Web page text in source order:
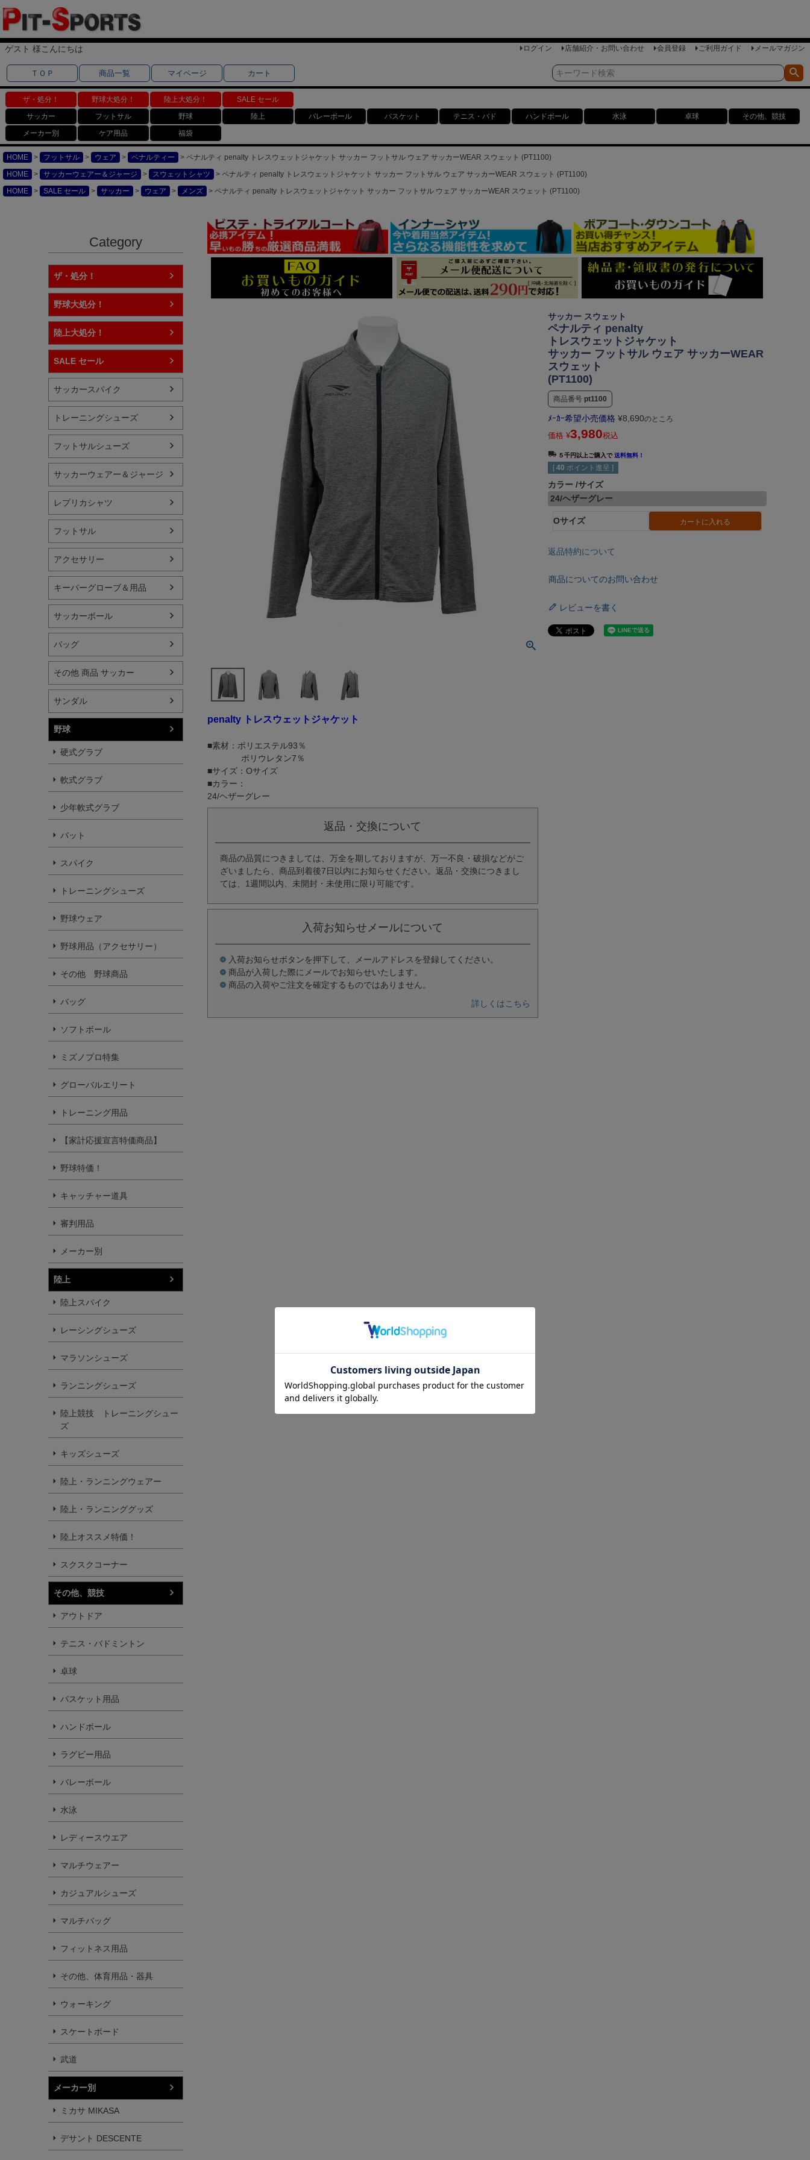
ゲスト 様こんにちは ログイン 店舗紹介・お問い合わせ 会員登録 ご利用ガイド メールマガジン
ＴＯＰ 商品一覧 マイページ カート
ザ・処分！ 野球大処分！ 陸上大処分！
SALE セール
サッカー
フットサル 野球 陸上 バレーボール バスケット テニス・バド ハンドボール 水泳 卓球
その他、競技
メーカー別
ケア用品 福袋
HOME フットサル ウェア ペナルティー
ペナルティ penalty トレスウェットジャケット サッカー フットサル ウェア サッカーWEAR スウェット (PT1100)
HOME
サッカーウェアー＆ジャージ スウェットシャツ
ペナルティ penalty トレスウェットジャケット サッカー フットサル ウェア サッカーWEAR スウェット (PT1100)
HOME
SALE セール サッカー ウェア メンズ ペナルティ penalty トレスウェットジャケット サッカー フットサル ウェア サッカーWEAR スウェット (PT1100)
Category
ザ・処分！
野球大処分！
陸上大処分！
SALE セール
サッカースパイク
トレーニングシューズ
フットサルシューズ
サッカーウェアー＆ジャージ
レプリカシャツ
フットサル
アクセサリー
キーパーグローブ＆用品
サッカーボール
バッグ
その他 商品 サッカー
サンダル
野球
硬式グラブ
軟式グラブ
少年軟式グラブ
バット
スパイク
トレーニングシューズ
野球ウェア
野球用品（アクセサリー）
その他 野球商品
バッグ
ソフトボール
ミズノプロ特集
グローバルエリート
トレーニング用品
【家計応援宣言特価商品】
野球特価！
キャッチャー道具
審判用品
メーカー別
陸上
陸上スパイク
レーシングシューズ
マラソンシューズ
ランニングシューズ
陸上競技 トレーニングシュー
ズ
キッズシューズ
陸上・ランニングウェアー
陸上・ランニンググッズ
陸上オススメ特価！
スクスクコーナー
その他、競技
アウトドア
テニス・バドミントン
卓球
バスケット用品
ハンドボール
ラグビー用品
バレーボール
水泳
レディースウエア
マルチウェアー
カジュアルシューズ
マルチバッグ
フィットネス用品
その他、体育用品・器具
ウォーキング
スケートボード
武道
メーカー別
ミカサ MIKASA
デサント DESCENTE
penalty トレスウェットジャケット
■素材：ポリエステル93％
ポリウレタン7％
■サイズ：Oサイズ
■カラー：
24/ヘザーグレー
返品・交換について
商品の品質につきましては、万全を期しておりますが、万一不良・破損などがご
ざいましたら、商品到着後7日以内にお知らせください。返品・交換につきまし
ては、1週間以内、未開封・未使用に限り可能です。
入荷お知らせメールについて
入荷お知らせボタンを押下して、メールアドレスを登録してください。
商品が入荷した際にメールでお知らせいたします。
商品の入荷やご注文を確定するものではありません。
詳しくはこちら
サッカー スウェット
ペナルティ penalty
トレスウェットジャケット
サッカー フットサル ウェア サッカーWEAR
スウェット
(PT1100)
商品番号 pt1100
ﾒｰｶｰ希望小売価格 ¥8,690のところ
価格 ¥3,980税込
５千円以上ご購入で送料無料！
[ 40 ポイント進呈 ]
カラー サイズ
24/ヘザーグレー
Oサイズ カートに入れる
返品特約について
商品についてのお問い合わせ
レビューを書く